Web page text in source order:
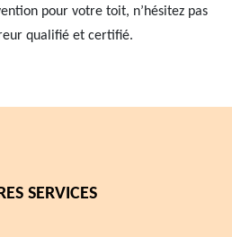
pour votre toit, n’hésitez pas
qualifié et certifié.
SERVICES